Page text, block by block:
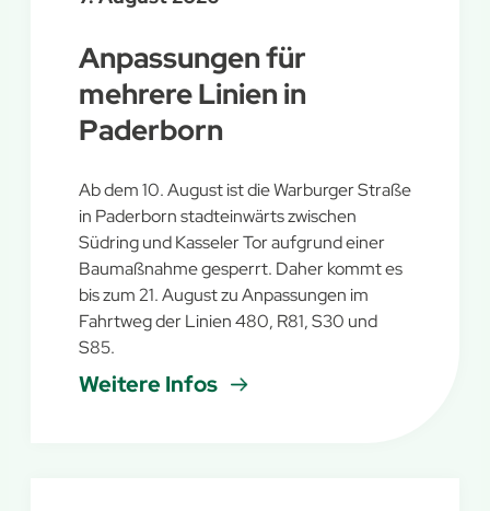
Anpassungen für
mehrere Linien in
Paderborn
Ab dem 10. August ist die Warburger Straße
in Paderborn stadteinwärts zwischen
Südring und Kasseler Tor aufgrund einer
Baumaßnahme gesperrt. Daher kommt es
bis zum 21. August zu Anpassungen im
Fahrtweg der Linien 480, R81, S30 und
S85.
Weitere Infos